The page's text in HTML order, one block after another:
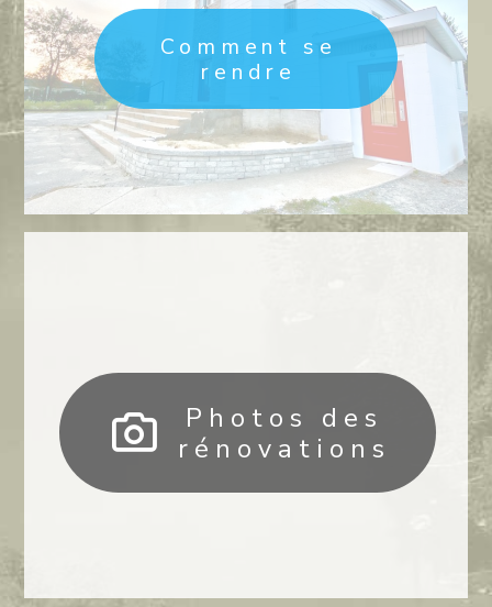
Comment se
rendre
Photos des
rénovations